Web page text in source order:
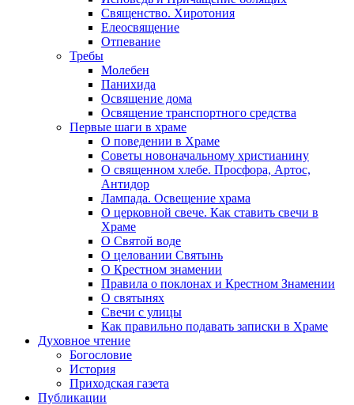
Священство. Хиротония
Елеосвящение
Отпевание
Требы
Молебен
Панихида
Освящение дома
Освящение транспортного средства
Первые шаги в храме
О поведении в Храме
Советы новоначальному христианину
О священном хлебе. Просфора, Артос,
Антидор
Лампада. Освещение храма
О церковной свече. Как ставить свечи в
Храме
О Святой воде
О целовании Святынь
О Крестном знамении
Правила о поклонах и Крестном Знамении
О святынях
Свечи с улицы
Как правильно подавать записки в Храме
Духовное чтение
Богословие
История
Приходская газета
Публикации